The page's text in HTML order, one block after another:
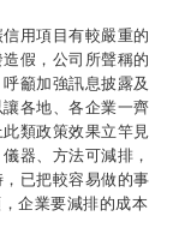
用項目有較嚴重的
假，公司所聲稱的
籲加強訊息披露及
各地、各企業一齊
類政策效果立竿見
器、方法可減排，
已把較容易做的事
企業要減排的成本